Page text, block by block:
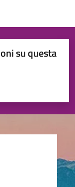
su questa